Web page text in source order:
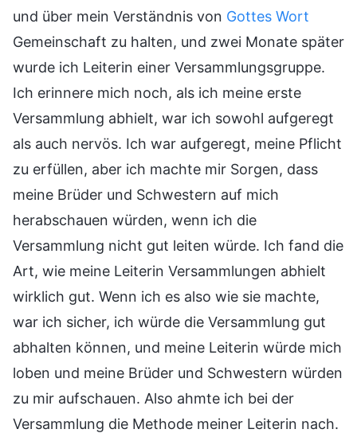
und über mein Verständnis von Gottes Wort
Gemeinschaft zu halten, und zwei Monate später
wurde ich Leiterin einer Versammlungsgruppe.
Ich erinnere mich noch, als ich meine erste
Versammlung abhielt, war ich sowohl aufgeregt
als auch nervös. Ich war aufgeregt, meine Pflicht
zu erfüllen, aber ich machte mir Sorgen, dass
meine Brüder und Schwestern auf mich
herabschauen würden, wenn ich die
Versammlung nicht gut leiten würde. Ich fand die
Art, wie meine Leiterin Versammlungen abhielt
wirklich gut. Wenn ich es also wie sie machte,
war ich sicher, ich würde die Versammlung gut
abhalten können, und meine Leiterin würde mich
loben und meine Brüder und Schwestern würden
zu mir aufschauen. Also ahmte ich bei der
Versammlung die Methode meiner Leiterin nach.